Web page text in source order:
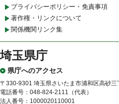
プライバシーポリシー・免責事項
著作権・リンクについて
関係機関リンク集
埼玉県庁
県庁へのアクセス
〒330-9301 埼玉県さいたま市浦和区高砂三
電話番号：048-824-2111（代表）
法人番号：1000020110001